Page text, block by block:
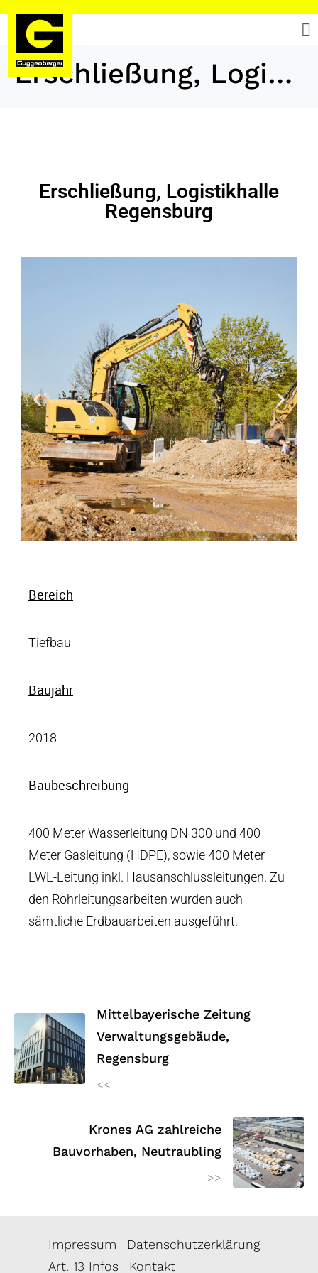
Erschließung, Logistikhalle Regensburg
Erschließung, Logistikhalle
Regensburg
Bereich
Tiefbau
Baujahr
2018
Baubeschreibung
400 Meter Wasserleitung DN 300 und 400
Meter Gasleitung (HDPE), sowie 400 Meter
LWL-Leitung inkl. Hausanschlussleitungen. Zu
den Rohrleitungsarbeiten wurden auch
sämtliche Erdbauarbeiten ausgeführt.
Mittelbayerische Zeitung
Verwaltungsgebäude,
Regensburg
<<
Krones AG zahlreiche
Bauvorhaben, Neutraubling
>>
Impressum
Datenschutzerklärung
Art. 13 Infos
Kontakt